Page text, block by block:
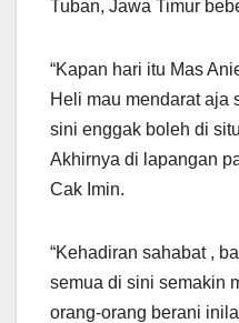
Tuban, Jawa Timur
“Kapan hari itu Mas
Heli mau mendarat aja
sini enggak boleh di
Akhirnya di lapangan
Cak Imin.
“Kehadiran sahabat ,
semua di sini semakin
orang-orang berani